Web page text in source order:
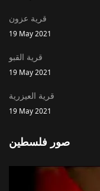
قرية عزون
19 May 2021
قرية القبو
19 May 2021
قرية العيزرية
19 May 2021
صور فلسطين